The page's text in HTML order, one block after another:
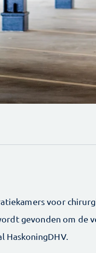
voor
gevonden om de
HaskoningDHV.